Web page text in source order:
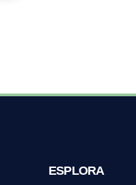
ESPLORA